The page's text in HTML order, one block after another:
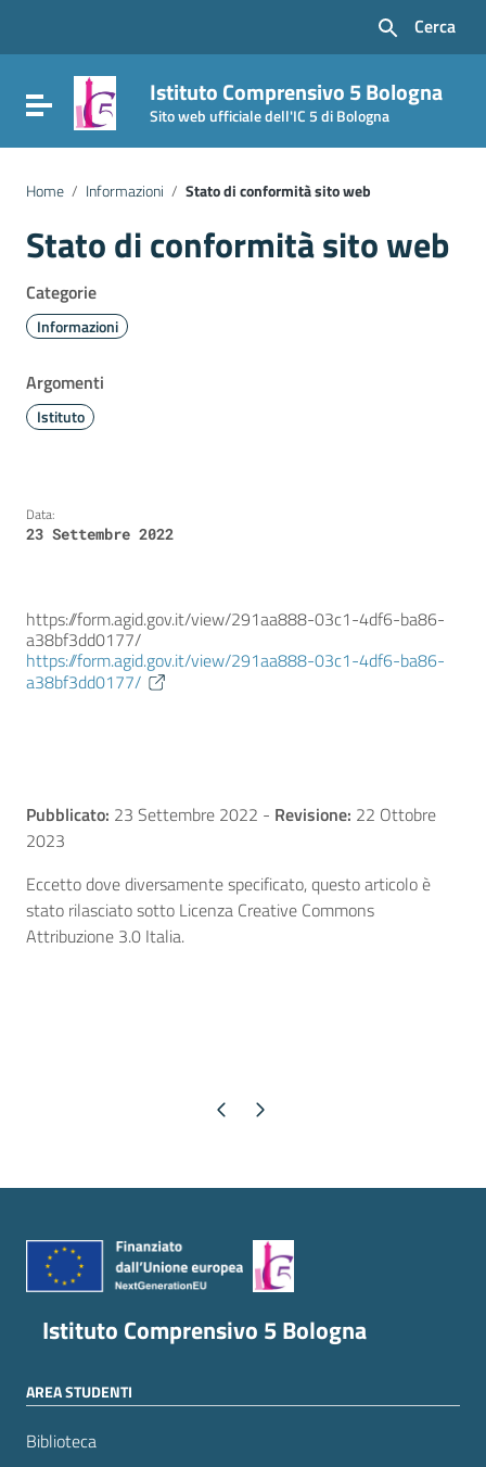
Vai al footer
Cerca
Attiva / disattiva la navigazione
Istituto Comprensivo 5 Bologna
Sito web ufficiale dell'IC 5 di Bologna
Home / Informazioni / Stato di conformità sito web
Stato di conformità sito web
Categorie
Informazioni
Argomenti
Istituto
Data:
23 Settembre 2022
https://form.agid.gov.it/view/291aa888-03c1-4df6-ba86-
a38bf3dd0177/
https://form.agid.gov.it/view/291aa888-03c1-4df6-ba86-
a38bf3dd0177/
Pubblicato: 23 Settembre 2022 - Revisione: 22 Ottobre
2023
Eccetto dove diversamente specificato, questo articolo è
stato rilasciato sotto Licenza Creative Commons
Attribuzione 3.0 Italia.
Pagina precedente
Pagina successiva
Istituto Comprensivo 5 Bologna
AREA STUDENTI
Biblioteca